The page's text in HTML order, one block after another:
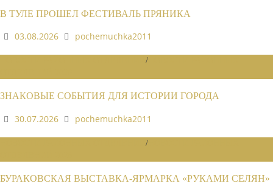
В ТУЛЕ ПРОШЕЛ ФЕСТИВАЛЬ ПРЯНИКА
03.08.2026
pochemuchka2011
/
ЗНАКОВЫЕ СОБЫТИЯ ДЛЯ ИСТОРИИ ГОРОДА
30.07.2026
pochemuchka2011
/
БУРАКОВСКАЯ ВЫСТАВКА-ЯРМАРКА «РУКАМИ СЕЛЯН»